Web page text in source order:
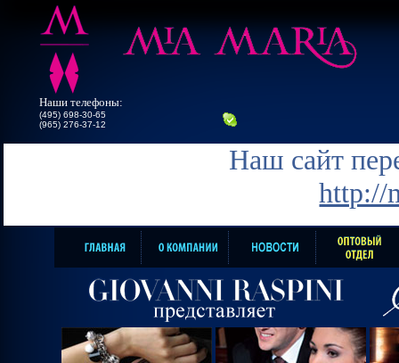
Наши телефоны:
(495) 698-30-65
(965) 276-37-12
Наш сайт
http://